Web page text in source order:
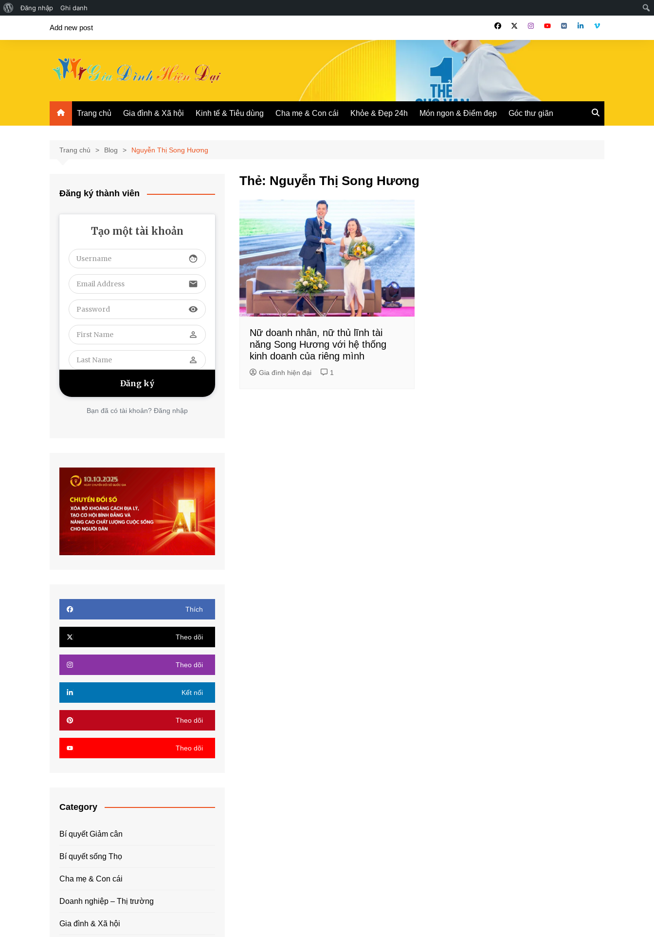
Giới
về
Đăng nhập Ghi danh
Add new post
Trang chủ Gia đình & Xã hội Kinh tế & Tiêu dùng Cha mẹ & Con cái Khỏe & Đẹp 24h Món ngon & Điểm đẹp Góc thư giãn
Trang chủ Blog Nguyễn Thị Song Hương
Thẻ: Nguyễn Thị Song Hương
Nữ doanh nhân, nữ thủ lĩnh tài
năng Song Hương với hệ thống
kinh doanh của riêng mình
Gia đình hiện đại 1
Đăng ký thành viên
Tạo một tài khoản
face
email
visibility
perm_identity
perm_identity
Bạn đã có tài khoản? Đăng nhập
Thích
Theo dõi
Theo dõi
Kết nối
Theo dõi
Theo dõi
Category
Bí quyết Giảm cân
Bí quyết sống Thọ
Cha mẹ & Con cái
Doanh nghiệp – Thị trường
Gia đình & Xã hội